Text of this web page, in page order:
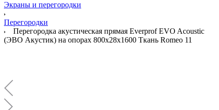
Экраны и перегородки
Перегородки
Перегородка акустическая прямая Everprof EVO Acoustic
(ЭВО Акустик) на опорах 800х28х1600 Ткань Romeo 11